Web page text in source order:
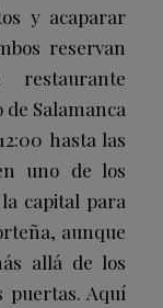
y acaparar
reservan
restaurante
Salamanca
hasta las
uno de los
capital para
aunque
allá de los
puertas. Aquí